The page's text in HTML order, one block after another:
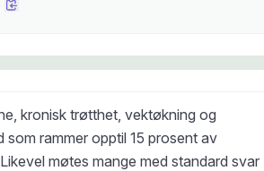
kronisk trøtthet, vektøkning og
som rammer opptil 15 prosent av
møtes mange med standard svar